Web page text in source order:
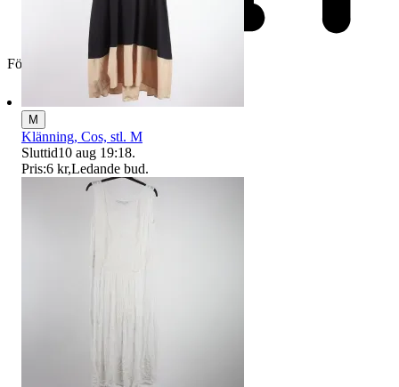
Företag
M
Klänning, Cos, stl. M
Sluttid10 aug 19:18.
Pris:6 kr,Ledande bud.